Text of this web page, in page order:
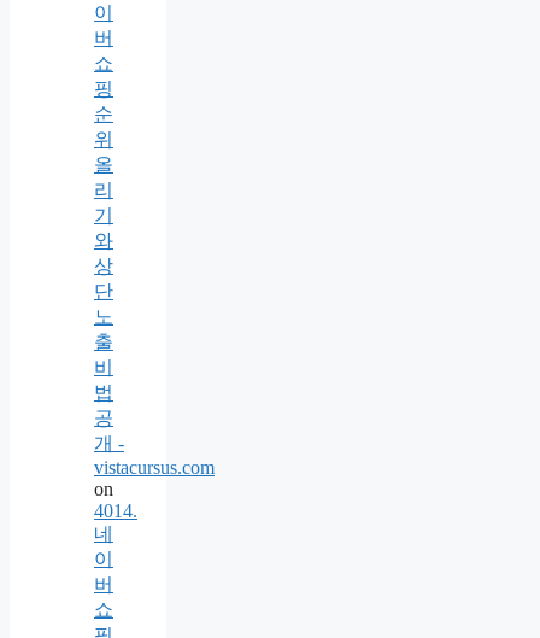
이
버
쇼
핑
순
위
올
리
기
와
상
단
노
출
비
법
공
개 -
vistacursus.com
on
4014.
네
이
버
쇼